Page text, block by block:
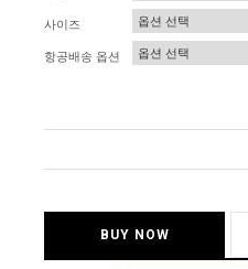
사이즈
항공배송 옵션
BUY NOW